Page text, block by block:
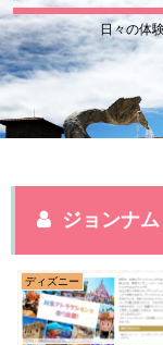
日々の体
ジョンナム
ディズニー